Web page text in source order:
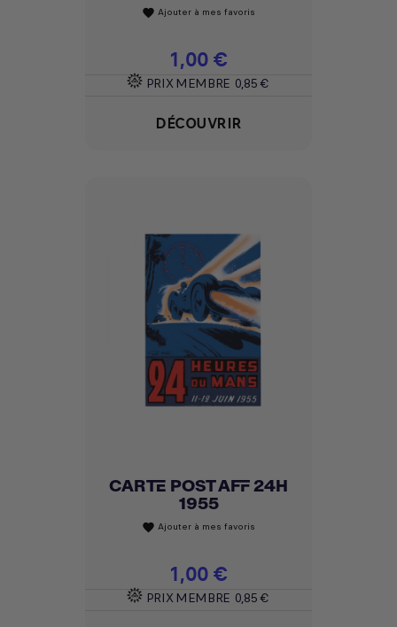
favorite Ajouter à mes favoris
Prix
1,00 €
PRIX MEMBRE 0,85 €
DÉCOUVRIR
CARTE POST AFF 24H
1955
favorite Ajouter à mes favoris
Prix
1,00 €
PRIX MEMBRE 0,85 €